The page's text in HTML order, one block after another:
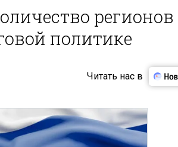
регионов
политике
Читать нас в